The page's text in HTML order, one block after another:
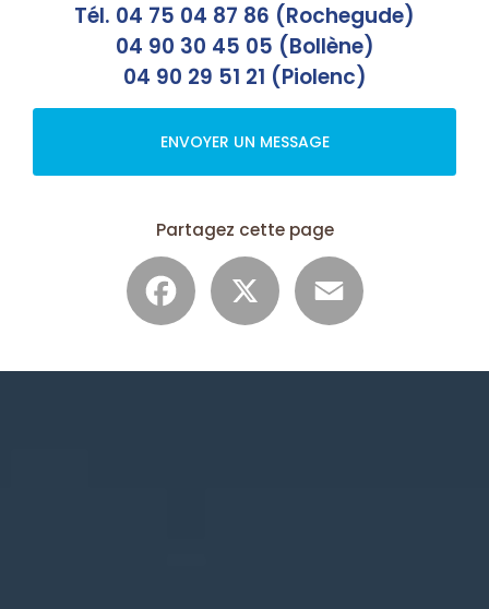
Tél. 04 75 04 87 86 (Rochegude)
04 90 30 45 05 (Bollène)
04 90 29 51 21 (Piolenc)
ENVOYER UN MESSAGE
Partagez cette page
Facebook